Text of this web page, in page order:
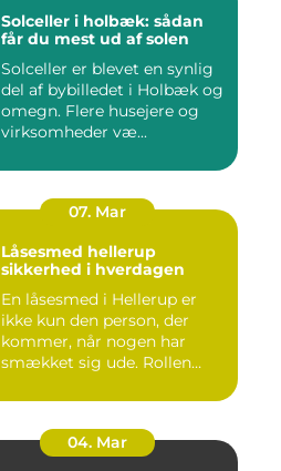
Solceller i holbæk: sådan
får du mest ud af solen
Solceller er blevet en synlig
del af bybilledet i Holbæk og
omegn. Flere husejere og
virksomheder væ...
07. Mar
Låsesmed hellerup
sikkerhed i hverdagen
En låsesmed i Hellerup er
ikke kun den person, der
kommer, når nogen har
smækket sig ude. Rollen
04. Mar